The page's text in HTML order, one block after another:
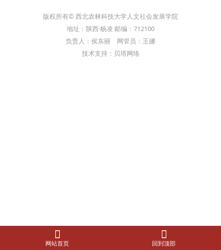
版权所有© 西北农林科技大学人文社会发展学院
地址：陕西·杨凌 邮编：712100
负责人：侯东丽 网管员：王娜
技术支持：贝塔网络
网站首页 回到顶部